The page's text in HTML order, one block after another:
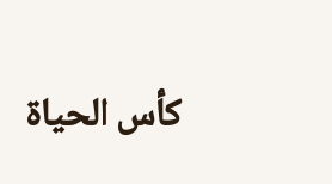
كأس‭ ‬الحياة